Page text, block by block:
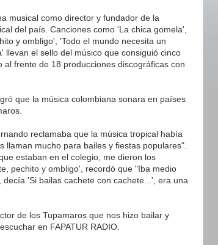
musical como director y fundador de la
del país. Canciones como 'La chica gomela',
y ombligo', 'Todo el mundo necesita un
llevan el sello del músico que consiguió cinco
frente de 18 producciones discográficas con
que la música colombiana sonara en países
reclamaba que la música tropical había
mucho para bailes y fiestas populares".
estaban en el colegio, me dieron los
pechito y ombligo', recordó que "Iba medio
'Si bailas cachete con cachete...', era una
de los Tupamaros que nos hizo bailar y
en FAPATUR RADIO.